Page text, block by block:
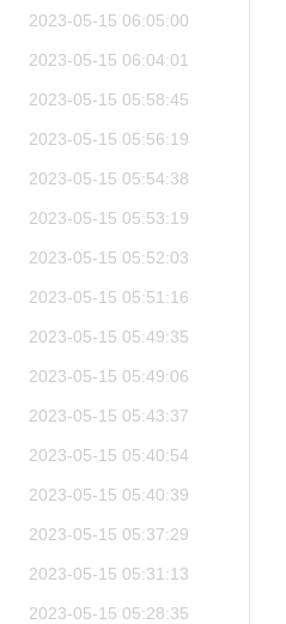
2023-05-15 06:05:00
2023-05-15 06:04:01
2023-05-15 05:58:45
2023-05-15 05:56:19
2023-05-15 05:54:38
2023-05-15 05:53:19
2023-05-15 05:52:03
2023-05-15 05:51:16
2023-05-15 05:49:35
2023-05-15 05:49:06
2023-05-15 05:43:37
2023-05-15 05:40:54
2023-05-15 05:40:39
2023-05-15 05:37:29
2023-05-15 05:31:13
2023-05-15 05:28:35